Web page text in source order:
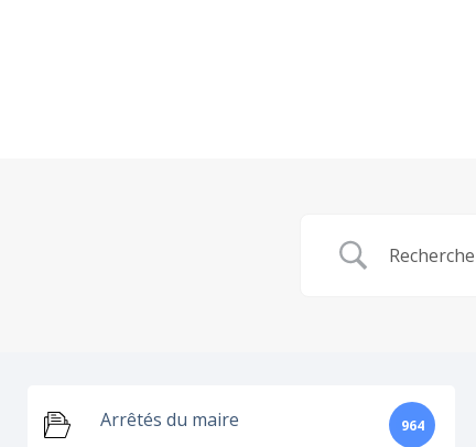
Arrêtés du maire 964